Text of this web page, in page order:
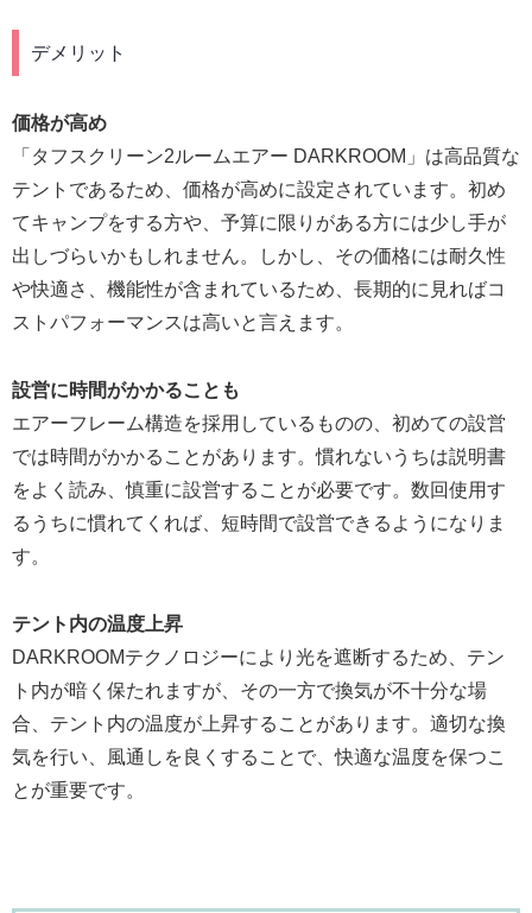
デメリット
価格が高め
「タフスクリーン2ルームエアー DARKROOM」は高品質な
テントであるため、価格が高めに設定されています。初め
てキャンプをする方や、予算に限りがある方には少し手が
出しづらいかもしれません。しかし、その価格には耐久性
や快適さ、機能性が含まれているため、長期的に見ればコ
ストパフォーマンスは高いと言えます。
設営に時間がかかることも
エアーフレーム構造を採用しているものの、初めての設営
では時間がかかることがあります。慣れないうちは説明書
をよく読み、慎重に設営することが必要です。数回使用す
るうちに慣れてくれば、短時間で設営できるようになりま
す。
テント内の温度上昇
DARKROOMテクノロジーにより光を遮断するため、テン
ト内が暗く保たれますが、その一方で換気が不十分な場
合、テント内の温度が上昇することがあります。適切な換
気を行い、風通しを良くすることで、快適な温度を保つこ
とが重要です。